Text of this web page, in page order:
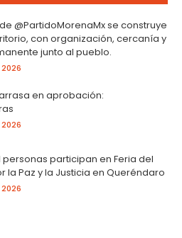
@PartidoMorenaMx se construye
con organización, cercanía y
junto al pueblo.
2026
en aprobación:
2026
personas participan en Feria del
la Paz y la Justicia en Queréndaro
2026